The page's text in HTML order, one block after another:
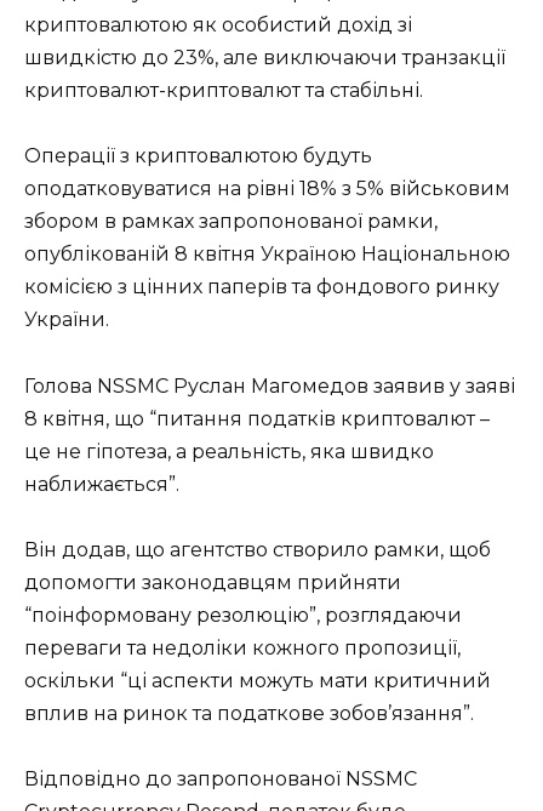
криптовалютою як особистий дохід зі
швидкістю до 23%, але виключаючи транзакції
криптовалют-криптовалют та стабільні.
Операції з криптовалютою будуть
оподатковуватися на рівні 18% з 5% військовим
збором в рамках запропонованої рамки,
опублікованій 8 квітня Україною Національною
комісією з цінних паперів та фондового ринку
України.
Голова NSSMC Руслан Магомедов заявив у заяві
8 квітня, що “питання податків криптовалют –
це не гіпотеза, а реальність, яка швидко
наближається”.
Він додав, що агентство створило рамки, щоб
допомогти законодавцям прийняти
“поінформовану резолюцію”, розглядаючи
переваги та недоліки кожного пропозиції,
оскільки “ці аспекти можуть мати критичний
вплив на ринок та податкове зобов’язання”.
Відповідно до запропонованої NSSMC